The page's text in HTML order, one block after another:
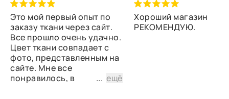
Это мой первый опыт по
заказу ткани через сайт.
Все прошло очень удачно.
Цвет ткани совпадает с
фото, представленным на
сайте. Мне все
понравилось, в
...ещё
Хороший магазин
РЕКОМЕНДУЮ.